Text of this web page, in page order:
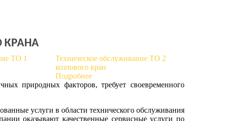
КРАНА
ТО 1
Техническое обслуживание ТО 2
козлового кран
Подробнее
природных факторов, требует своевременного
услуги в области технического обслуживания
оказывают качественные сервисные услуги по